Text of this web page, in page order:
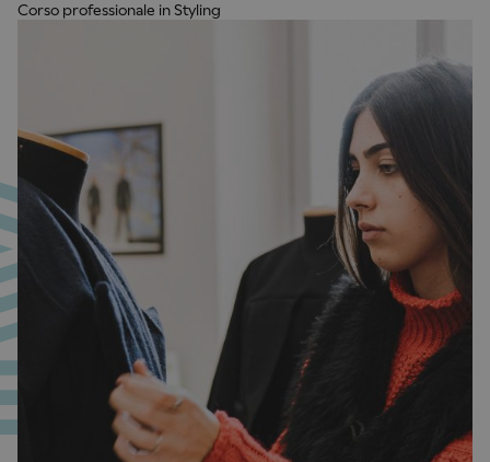
Corso professionale in Styling